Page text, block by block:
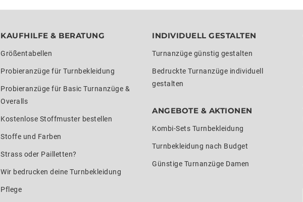
KAUFHILFE & BERATUNG
Größentabellen
Probieranzüge für Turnbekleidung
Probieranzüge für Basic Turnanzüge &
Overalls
Kostenlose Stoffmuster bestellen
Stoffe und Farben
Strass oder Pailletten?
Wir bedrucken deine Turnbekleidung
Pflege
INDIVIDUELL GESTALTEN
Turnanzüge günstig gestalten
Bedruckte Turnanzüge individuell
gestalten
ANGEBOTE & AKTIONEN
Kombi-Sets Turnbekleidung
Turnbekleidung nach Budget
Günstige Turnanzüge Damen